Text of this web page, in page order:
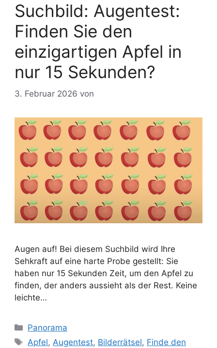
Suchbild: Augentest:
Finden Sie den
einzigartigen Apfel in
nur 15 Sekunden?
3. Februar 2026 von
Augen auf! Bei diesem Suchbild wird Ihre
Sehkraft auf eine harte Probe gestellt: Sie
haben nur 15 Sekunden Zeit, um den Apfel zu
finden, der anders aussieht als der Rest. Keine
leichte…
Kategorien
Panorama
Schlagwörter
Apfel,Augentest, Bilderrätsel, Finde den